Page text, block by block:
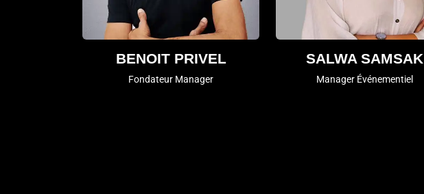
BENOIT PRIVEL
Fondateur Manager
SALWA SAMSAK
Manager Événementiel